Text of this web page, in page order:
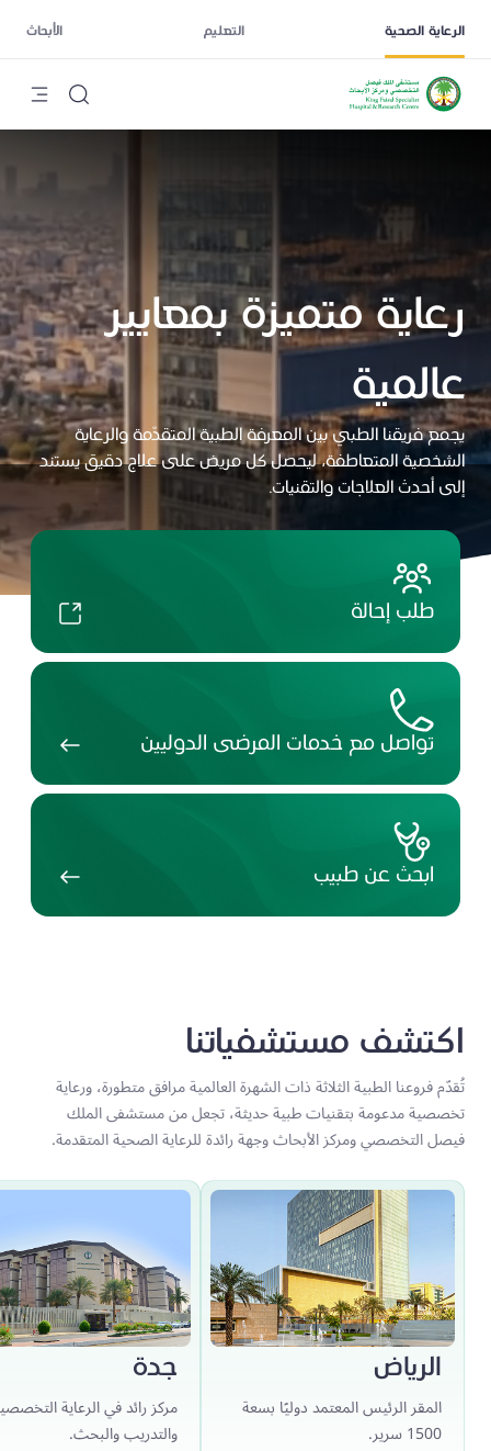
الرعاية الصحية التعليم الأبحاث
رعاية متميزة بمعايير
عالمية
يجمع فريقنا الطبي بين المعرفة الطبية المتقدّمة والرعاية
الشخصية المتعاطفة، ليحصل كل مريض على علاج دقيق يستند
إلى أحدث العلاجات والتقنيات.
طلب إحالة
تواصل مع خدمات المرضى الدوليين
ابحث عن طبيب
اكتشف مستشفياتنا
تُقدّم فروعنا الطبية الثلاثة ذات الشهرة العالمية مرافق متطورة، ورعاية
تخصصية مدعومة بتقنيات طبية حديثة، تجعل من مستشفى الملك
فيصل التخصصي ومركز الأبحاث وجهة رائدة للرعاية الصحية المتقدمة.
الرياض
المقر الرئيس المعتمد دوليًا بسعة
1500 سرير.
جدة
مركز رائد في الرعاية
والتدريب والبحث.